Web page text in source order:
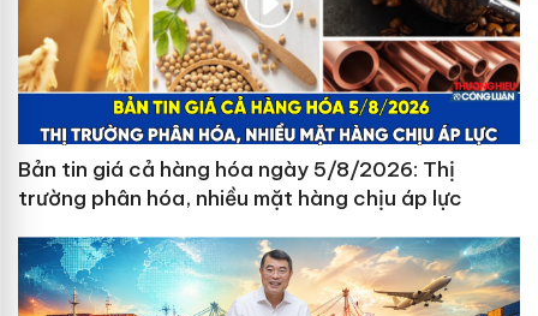
Bản tin giá cả hàng hóa ngày 5/8/2026: Thị
trường phân hóa, nhiều mặt hàng chịu áp lực